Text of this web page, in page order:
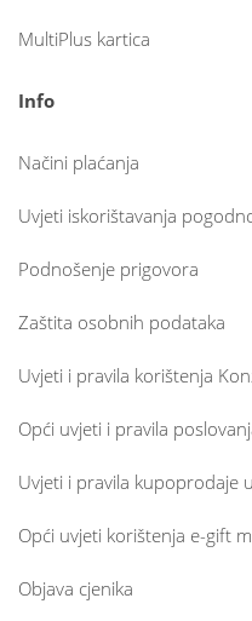
MultiPlus kartica
Info
Načini plaćanja
Uvjeti iskorištavanja
Podnošenje prigovora
Zaštita osobnih podataka
Uvjeti i pravila korištenja
Opći uvjeti i pravila
Uvjeti i pravila kupoprodaje
Opći uvjeti korištenja e-gift
Objava cjenika